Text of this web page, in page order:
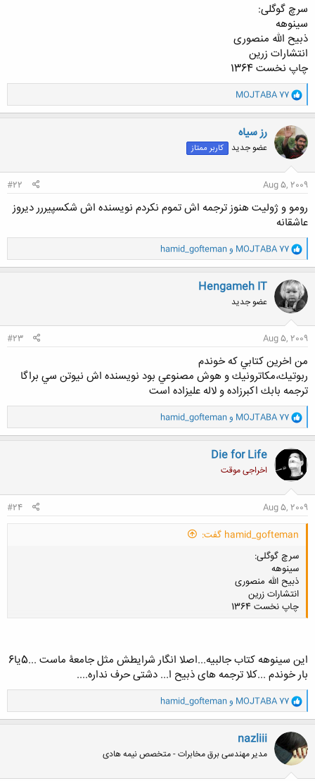
سرچ گوگلی:
سینوهه
ذبیح الله منصوری
انتشارات زرین
چاپ نخست 1364
و
ا
ک
ن
ش
ه
ا
MOJTABA 77
رز سیاه
عضو جدید کاربر ممتاز
Aug 5, 2009
#22
رومو و ژولیت هنوز ترجمه اش تموم نکردم نویسنده اش شکسپیررر دیروز
عاشقانه
و
ا
ک
ن
ش
ه
ا
MOJTABA 77 و hamid_gofteman
Hengameh IT
عضو جدید
Aug 5, 2009
#23
من اخرين كتابي كه خوندم
ربوتيك،مكاترونيك و هوش مصنوعي بود نويسنده اش نيوتن سي براگا
ترجمه بابك اكبرزاده و لاله عليزاده است
و
ا
ک
ن
ش
ه
ا
MOJTABA 77 وhamid_gofteman
Die for Life
اخراجی موقت
Aug 5, 2009
#24
hamid_gofteman گفت:
سرچ گوگلی:
سینوهه
ذبیح الله منصوری
انتشارات زرین
چاپ نخست 1364
این سینوهه کتاب جالبیه...اصلا انگار شرایطش مثل جامعۀ ماست ...5یا6
بار خوندم ...کلا ترجمه های ذبیح ا... دشتی حرف نداره....
و
ا
ک
ن
ش
ه
ا
MOJTABA 77 وhamid_gofteman
nazliii
مدیر مهندسی برق مخابرات - متخصص نیمه هادی